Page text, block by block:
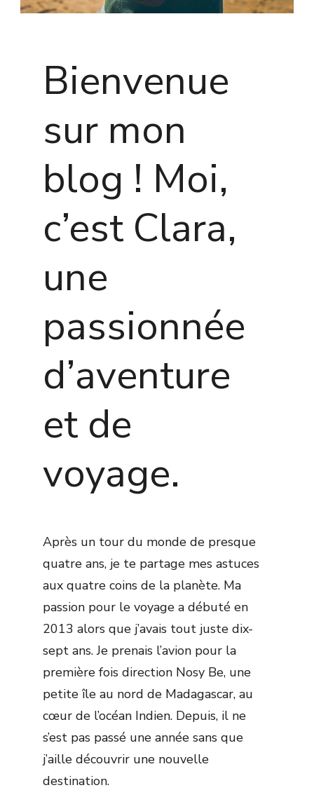
Bienvenue
sur mon
blog ! Moi,
c’est Clara,
une
passionnée
d’aventure
et de
voyage.
Après un tour du monde de presque
quatre ans, je te partage mes astuces
aux quatre coins de la planète. Ma
passion pour le voyage a débuté en
2013 alors que j’avais tout juste dix-
sept ans. Je prenais l’avion pour la
première fois direction Nosy Be, une
petite île au nord de Madagascar, au
cœur de l’océan Indien. Depuis, il ne
s’est pas passé une année sans que
j’aille découvrir une nouvelle
destination.